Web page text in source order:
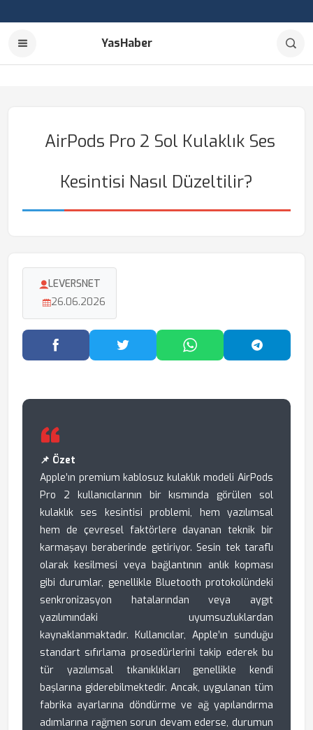
YasHaber
AirPods Pro 2 Sol Kulaklık Ses
Kesintisi Nasıl Düzeltilir?
LEVERSNET
26.06.2026
Facebook'ta PaylaşTwitter'da PaylaşWhatsApp'ta Paylaş
📌 Özet
Apple’ın premium kablosuz kulaklık modeli AirPods
Pro 2 kullanıcılarının bir kısmında görülen sol
kulaklık ses kesintisi problemi, hem yazılımsal
hem de çevresel faktörlere dayanan teknik bir
karmaşayı beraberinde getiriyor. Sesin tek taraflı
olarak kesilmesi veya bağlantının anlık kopması
gibi durumlar, genellikle Bluetooth protokolündeki
senkronizasyon hatalarından veya aygıt
yazılımındaki uyumsuzluklardan
kaynaklanmaktadır. Kullanıcılar, Apple’ın sunduğu
standart sıfırlama prosedürlerini takip ederek bu
tür yazılımsal tıkanıklıkları genellikle kendi
başlarına giderebilmektedir. Ancak, uygulanan tüm
fabrika ayarlarına döndürme ve ağ yapılandırma
adımlarına rağmen sorun devam ederse, durumun